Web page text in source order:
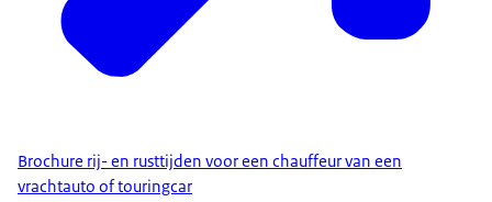
Brochure rij- en rusttijden voor een chauffeur van een
vrachtauto of touringcar